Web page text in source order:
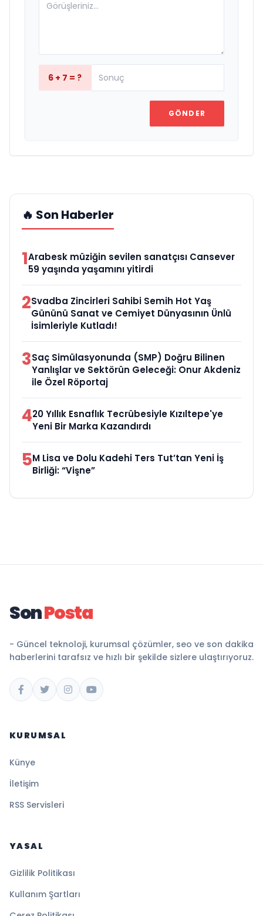
6 + 7 = ?
GÖNDER
🔥 Son Haberler
1Arabesk müziğin sevilen sanatçısı Cansever
59 yaşında yaşamını yitirdi
2Svadba Zincirleri Sahibi Semih Hot Yaş
Gününü Sanat ve Cemiyet Dünyasının Ünlü
İsimleriyle Kutladı!
3Saç Simülasyonunda (SMP) Doğru Bilinen
Yanlışlar ve Sektörün Geleceği: Onur Akdeniz
ile Özel Röportaj
420 Yıllık Esnaflık Tecrübesiyle Kızıltepe'ye
Yeni Bir Marka Kazandırdı
5M Lisa ve Dolu Kadehi Ters Tut’tan Yeni İş
Birliği: “Vişne”
SonPosta
- Güncel teknoloji, kurumsal çözümler, seo ve son dakika
haberlerini tarafsız ve hızlı bir şekilde sizlere ulaştırıyoruz.
KURUMSAL
Künye
İletişim
RSS Servisleri
YASAL
Gizlilik Politikası
Kullanım Şartları